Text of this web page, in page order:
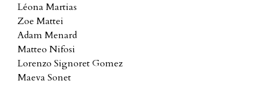
Léona Martias
Zoe Mattei
Adam Menard
Matteo Nifosi
Lorenzo Signoret Gomez
Maeva Sonet